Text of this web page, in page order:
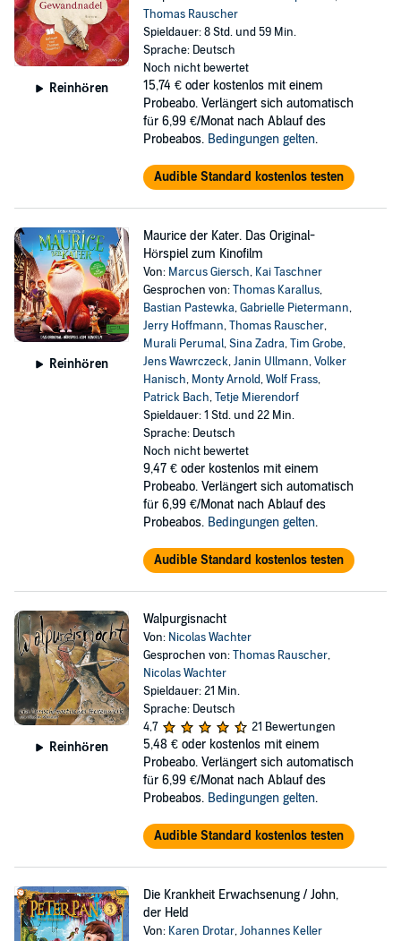
Reinhören
Thomas Rauscher
Spieldauer: 8 Std. und 59 Min.
Sprache: Deutsch
Noch nicht bewertet
15,74 € oder kostenlos mit einem
Probeabo. Verlängert sich automatisch
für 6,99 €/Monat nach Ablauf des
Probeabos. Bedingungen gelten.
Audible Standard kostenlos testen
Reinhören
Maurice der Kater. Das Original-
Hörspiel zum Kinofilm
Von: Marcus Giersch, Kai Taschner
Gesprochen von:Thomas Karallus,
Bastian Pastewka,Gabrielle Pietermann,
Jerry Hoffmann,Thomas Rauscher,
Murali Perumal,Sina Zadra,Tim Grobe,
Jens Wawrczeck,Janin Ullmann,Volker
Hanisch, Monty Arnold,Wolf Frass,
Patrick Bach,Tetje Mierendorf
Spieldauer: 1 Std. und 22 Min.
Sprache: Deutsch
Noch nicht bewertet
9,47 € oder kostenlos mit einem
Probeabo. Verlängert sich automatisch
für 6,99 €/Monat nach Ablauf des
Probeabos. Bedingungen gelten.
Audible Standard kostenlos testen
Reinhören
Walpurgisnacht
Von: Nicolas Wachter
Gesprochen von:Thomas Rauscher,
Nicolas Wachter
Spieldauer: 21 Min.
Sprache: Deutsch
4,7
21 Bewertungen
5,48 € oder kostenlos mit einem
Probeabo. Verlängert sich automatisch
für 6,99 €/Monat nach Ablauf des
Probeabos. Bedingungen gelten.
Audible Standard kostenlos testen
Die Krankheit Erwachsenung / John,
der Held
Von: Karen Drotar,Johannes Keller